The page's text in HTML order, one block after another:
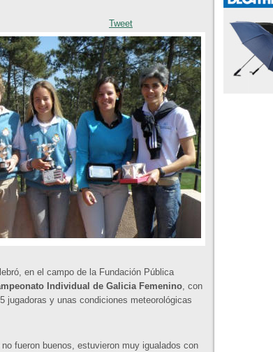
Tweet
en el campo de la Fundación Pública
Individual de Galicia Femenino, con
jugadoras y unas condiciones meteorológicas
fueron buenos, estuvieron muy igualados con